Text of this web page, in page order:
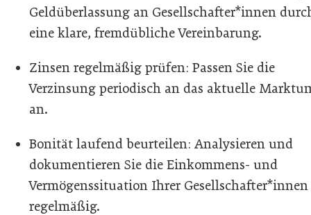
Geldüberlassung an Gesellschafter*innen
eine klare, fremdübliche Vereinbarung.
Zinsen regelmäßig prüfen: Passen Sie die
Verzinsung periodisch an das aktuelle
an.
Bonität laufend beurteilen: Analysieren und
dokumentieren Sie die Einkommens- und
Vermögenssituation Ihrer Gesellschafter*innen
regelmäßig.